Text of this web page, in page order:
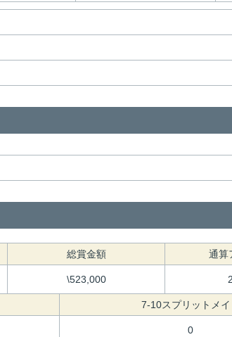
総賞金額 通算
\523,000
7-10スプリットメイ
0